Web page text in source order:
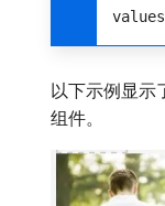
以下示例显示
组件。